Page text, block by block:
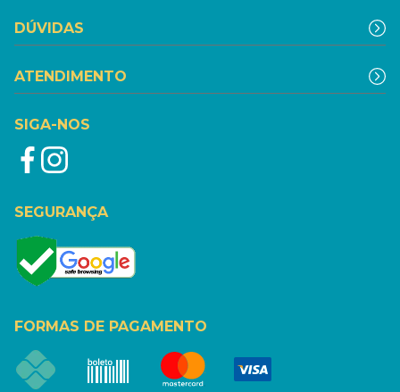
DÚVIDAS
ATENDIMENTO
SIGA-NOS
SEGURANÇA
FORMAS DE PAGAMENTO